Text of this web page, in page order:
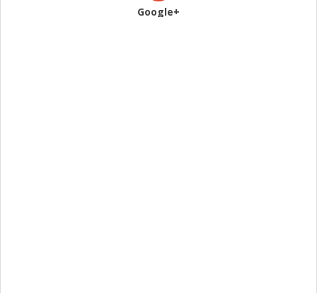
Google+